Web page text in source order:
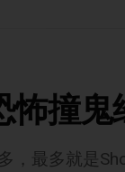
怖撞鬼
，最多就是